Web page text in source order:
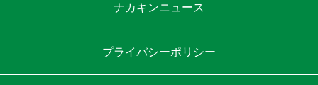
ナカキンニュース
プライバシーポリシー